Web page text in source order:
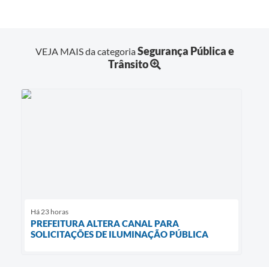
VEJA MAIS da categoriaSegurança Pública e
Trânsito
Há 23 horas
PREFEITURA ALTERA CANAL PARA
SOLICITAÇÕES DE ILUMINAÇÃO PÚBLICA